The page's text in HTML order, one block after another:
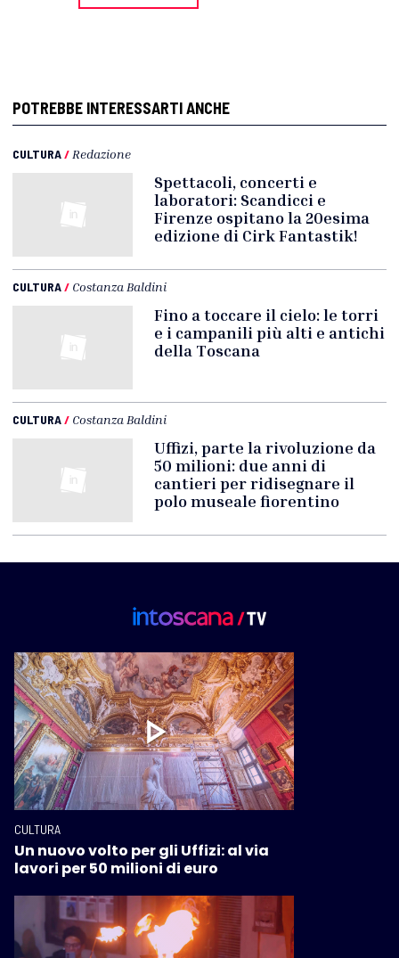
POTREBBE INTERESSARTI ANCHE
CULTURA/ Redazione
Spettacoli, concerti e
laboratori: Scandicci e
Firenze ospitano la 20esima
edizione di Cirk Fantastik!
CULTURA/ Costanza Baldini
Fino a toccare il cielo: le torri
e i campanili più alti e antichi
della Toscana
CULTURA/ Costanza Baldini
Uffizi, parte la rivoluzione da
50 milioni: due anni di
cantieri per ridisegnare il
polo museale fiorentino
CULTURA
Un nuovo volto per gli Uffizi: al via
lavori per 50 milioni di euro